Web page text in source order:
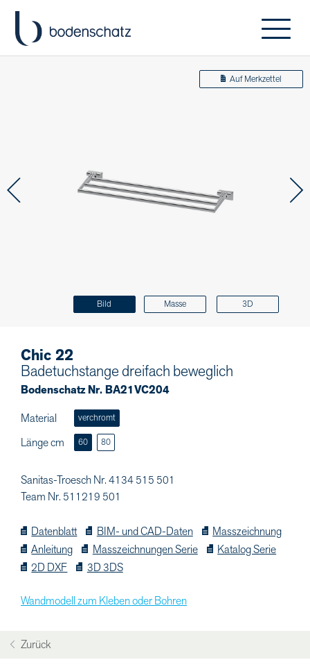
Bild Masse 3D
Auf Merkzettel
Chic 22
Badetuchstange dreifach beweglich
Bodenschatz Nr. BA21VC204
Material
verchromt
Länge cm 60 80
Sanitas-Troesch Nr. 4134 515 501
Team Nr. 511219 501
Datenblatt BIM- und CAD-Daten
Masszeichnung
Anleitung
Masszeichnungen Serie
Katalog Serie
2D DXF
3D 3DS
Wandmodell zum Kleben oder Bohren
Zurück